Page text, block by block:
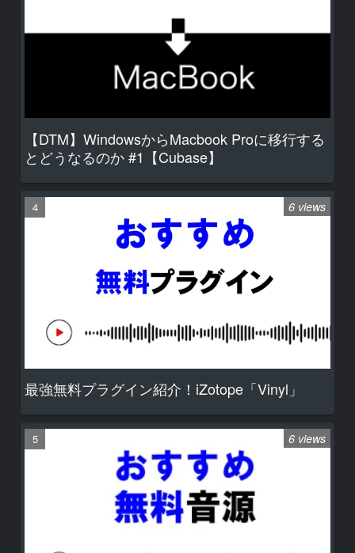
【DTM】WindowsからMacbook Proに移行する
とどうなるのか #1【Cubase】
最強無料プラグイン紹介！iZotope「Vinyl」
6 views
6 views